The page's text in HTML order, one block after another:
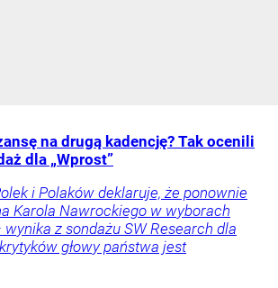
na drugą kadencję? Tak ocenili
dla „Wprost”
i Polaków deklaruje, że ponownie
Karola Nawrockiego w wyborach
z sondażu SW Research dla
głowy państwa jest